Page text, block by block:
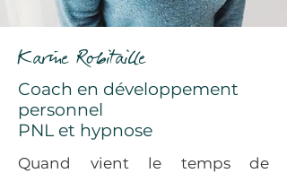
Karine Robitaille
Coach en développement
personnel
PNL et hypnose
Quand vient le temps de